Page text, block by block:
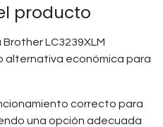
producto
LC3239XLM
alternativa económica para
correcto para
una opción adecuada